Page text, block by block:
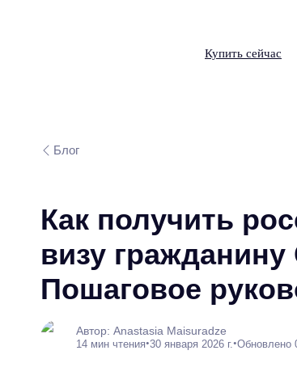
Купить сейчас
Блог
Как получить
визу
Пошаговое
Автор: Anastasia Maisuradze
14 мин чтения•30 января 2026 г.•Обновлено